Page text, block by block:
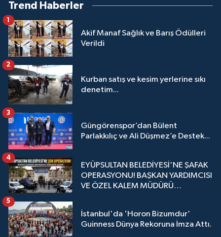
Trend Haberler
Akif Manaf Sağlık ve Barış Ödülleri
Verildi
1
Kurban satış ve kesim yerlerine sıkı
denetim...
2
Güngörenspor’dan Bülent
Parlakkılıç ve Ali Düşmez’e Destek...
3
EYÜPSULTAN BELEDİYESİ'NE ŞAFAK
OPERASYONU! BAŞKAN YARDIMCISI
VE ÖZEL KALEM MÜDÜRÜ
4
İstanbul'da 'Horon Bizumdur'
Guinness Dünya Rekoruna İmza Attı.
5